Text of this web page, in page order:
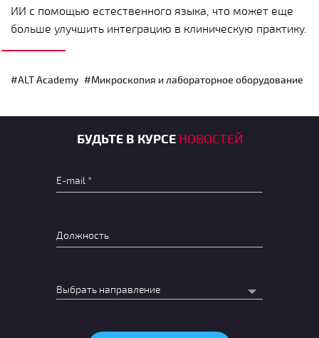
ИИ с помощью естественного языка, что может еще
больше улучшить интеграцию в клиническую практику.
#ALT Academy #Микроскопия и лабораторное оборудование
БУДЬТЕ В КУРСЕ НОВОСТЕЙ